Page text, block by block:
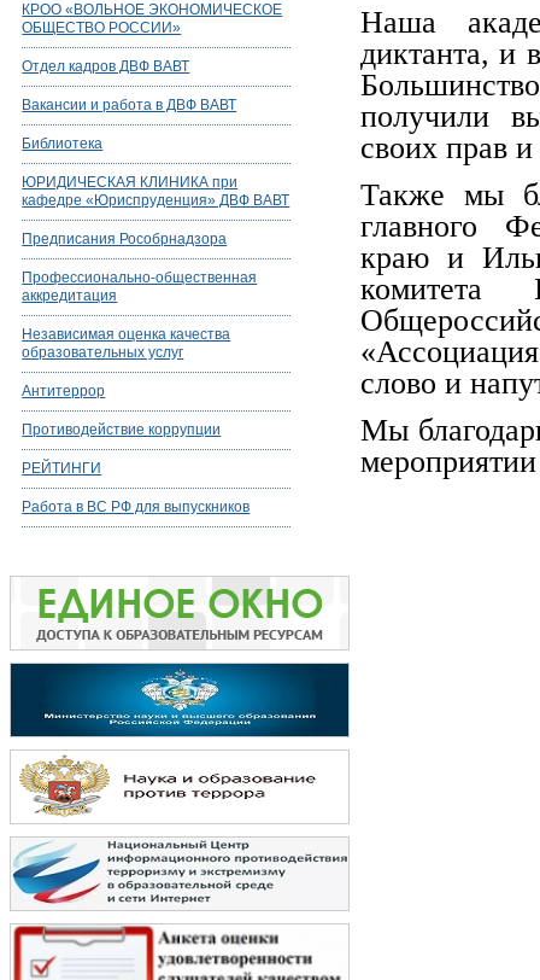
КРОО «ВОЛЬНОЕ ЭКОНОМИЧЕСКОЕ
ОБЩЕСТВО РОССИИ»
Отдел кадров ДВФ ВАВТ
Вакансии и работа в ДВФ ВАВТ
Библиотека
ЮРИДИЧЕСКАЯ КЛИНИКА при
кафедре «Юриспруденция» ДВФ ВАВТ
Предписания Рособрнадзора
Профессионально-общественная
аккредитация
Независимая оценка качества
образовательных услуг
Антитеррор
Противодействие коррупции
РЕЙТИНГИ
Работа в ВС РФ для выпускников
Наша
диктанта, и
получили
своих прав
Также мы
главного
краю и
комитета
слово и
Мы